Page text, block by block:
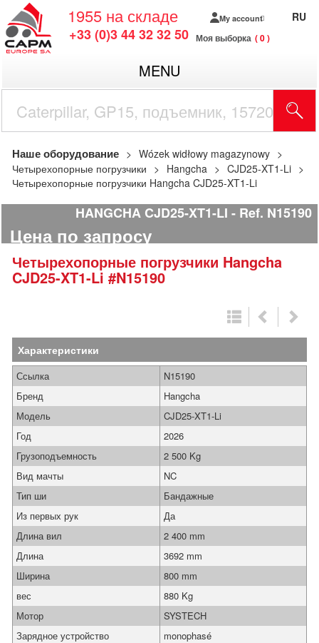
1955 на складе
+33 (0)3 44 32 32 50
My account
Моя выборка 0
RU
MENU
Наше оборудование
Wózek widłowy magazynowy
Четырехопорные погрузчики
Hangcha
CJD25-XT1-Li
Четырехопорные погрузчики Hangcha CJD25-XT1-Li
HANGCHA CJD25-XT1-LI Ref. N15190
Цена по запросу
Четырехопорные погрузчики Hangcha
CJD25-XT1-Li #N15190
Характеристики
Ссылка
N15190
Бренд
Hangcha
Модель
CJD25-XT1-Li
Год
2026
Грузоподъемность
2 500 Kg
Вид мачты
NC
Тип ши
Бандажные
Из первых рук
Да
Длина вил
2 400 mm
Длина
3692 mm
Ширина
800 mm
вес
880 Kg
Мотор
SYSTECH
Зарядное устройство
monophasé